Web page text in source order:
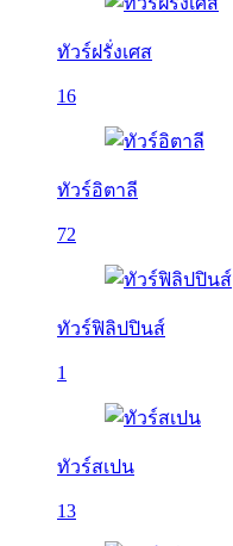
ทัวร์ฝรั่งเศส
16
ทัวร์อิตาลี
72
ทัวร์ฟิลิปปินส์
1
ทัวร์สเปน
13